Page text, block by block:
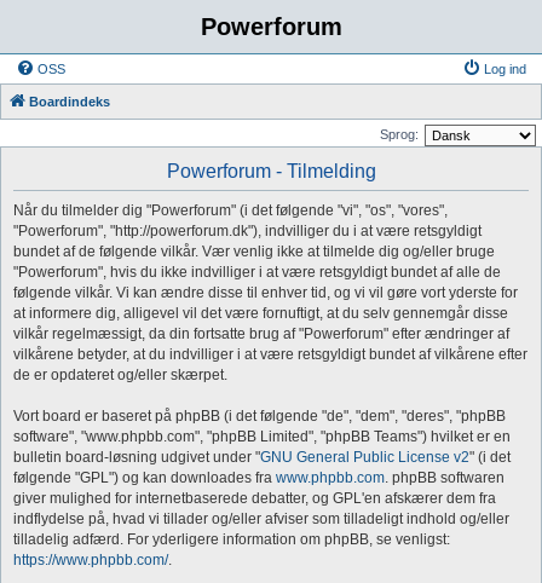
Powerforum
OSS Log ind
Boardindeks
Sprog:
Powerforum - Tilmelding
Når du tilmelder dig "Powerforum" (i det følgende "vi", "os", "vores",
"Powerforum", "http://powerforum.dk"), indvilliger du i at være retsgyldigt
bundet af de følgende vilkår. Vær venlig ikke at tilmelde dig og/eller bruge
"Powerforum", hvis du ikke indvilliger i at være retsgyldigt bundet af alle de
følgende vilkår. Vi kan ændre disse til enhver tid, og vi vil gøre vort yderste for
at informere dig, alligevel vil det være fornuftigt, at du selv gennemgår disse
vilkår regelmæssigt, da din fortsatte brug af "Powerforum" efter ændringer af
vilkårene betyder, at du indvilliger i at være retsgyldigt bundet af vilkårene efter
de er opdateret og/eller skærpet.
Vort board er baseret på phpBB (i det følgende "de", "dem", "deres", "phpBB
software", "www.phpbb.com", "phpBB Limited", "phpBB Teams") hvilket er en
bulletin board-løsning udgivet under "GNU General Public License v2" (i det
følgende "GPL") og kan downloades fra www.phpbb.com. phpBB softwaren
giver mulighed for internetbaserede debatter, og GPL'en afskærer dem fra
indflydelse på, hvad vi tillader og/eller afviser som tilladeligt indhold og/eller
tilladelig adfærd. For yderligere information om phpBB, se venligst:
https://www.phpbb.com/.